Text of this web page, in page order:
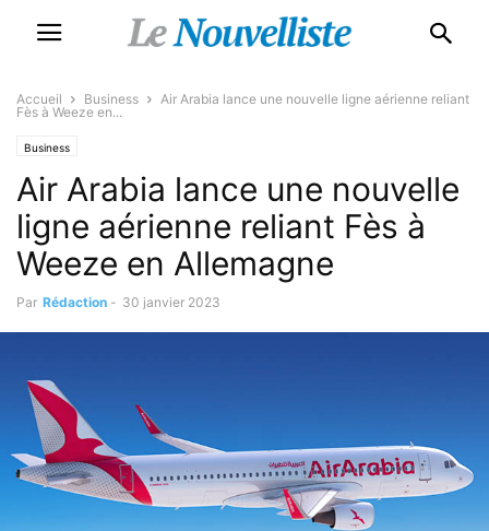
Accueil Business
Air Arabia lance une nouvelle ligne aérienne reliant
Fès à Weeze en...
Business
Air Arabia lance une nouvelle
ligne aérienne reliant Fès à
Weeze en Allemagne
Par Rédaction - 30 janvier 2023